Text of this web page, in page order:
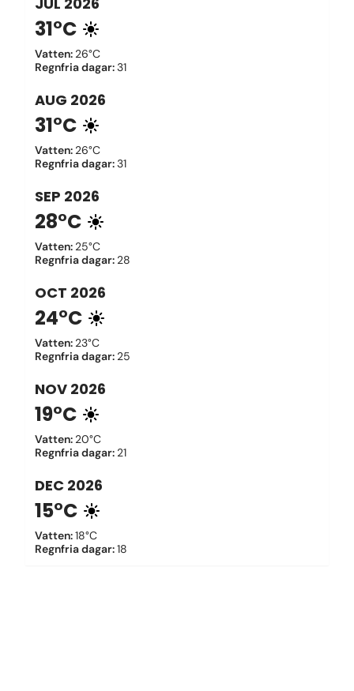
31°C
Vatten: 26°C
Regnfria dagar:31
AUG 2026
31°C
Vatten: 26°C
Regnfria dagar:31
SEP 2026
28°C
Vatten: 25°C
Regnfria dagar: 28
OCT 2026
24°C
Vatten: 23°C
Regnfria dagar: 25
NOV 2026
19°C
Vatten: 20°C
Regnfria dagar: 21
DEC 2026
15°C
Vatten:18°C
Regnfria dagar:18